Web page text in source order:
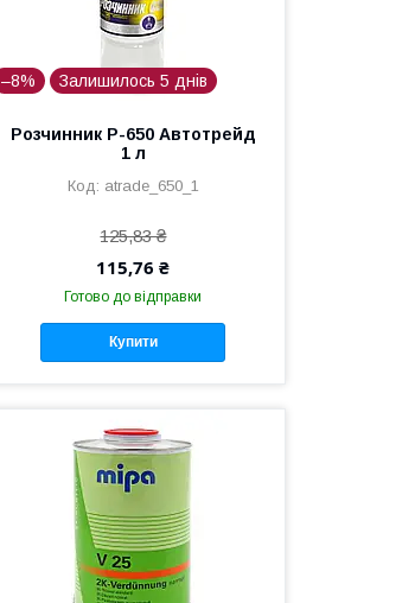
–8% Залишилось 5 днів
Розчинник Р-650 Автотрейд
1 л
atrade_650_1
125,83 ₴
115,76 ₴
Готово до відправки
Купити